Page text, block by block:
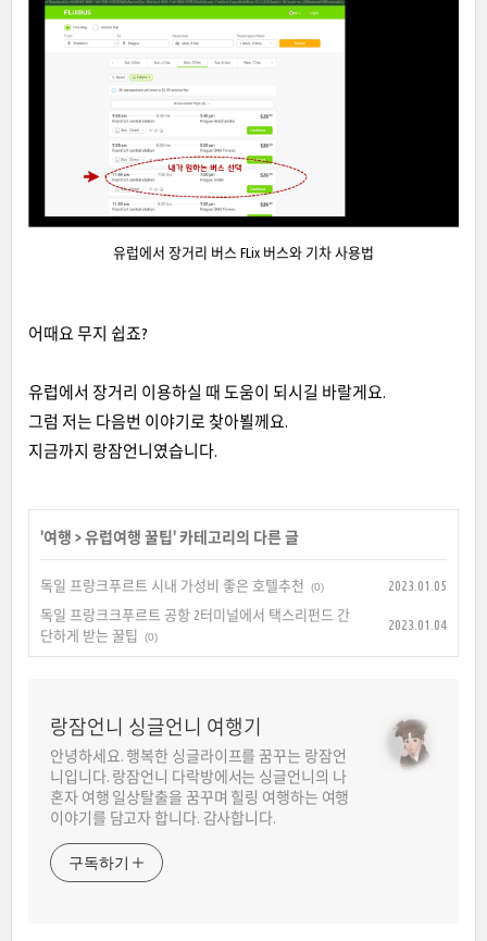
유럽에서 장거리 버스 FLix 버스와 기차 사용법
어때요 무지 쉽죠?
유럽에서 장거리 이용하실 때 도움이 되시길 바랄게요.
그럼 저는 다음번 이야기로 찾아뵐께요.
지금까지 랑잠언니였습니다.
'여행 >유럽여행 꿀팁' 카테고리의 다른 글
독일 프랑크푸르트 시내 가성비 좋은 호텔추천 (0)
2023.01.05
독일 프랑크크푸르트 공항 2터미널에서 택스리펀드 간
단하게 받는 꿀팁
(0)
2023.01.04
랑잠언니 싱글언니 여행기
안녕하세요. 행복한 싱글라이프를 꿈꾸는 랑잠언
니입니다. 랑잠언니 다락방에서는 싱글언니의 나
혼자 여행 일상탈출을 꿈꾸며 힐링 여행하는 여행
이야기를 담고자 합니다. 감사합니다.
구독하기